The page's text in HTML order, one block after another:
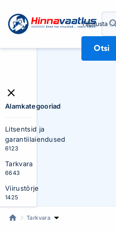
Täpsusta
Otsi
Alamkategooriad
Litsentsid ja
garantiilaiendused
6123
Tarkvara
6643
Viirustõrje
1425
Tarkvara